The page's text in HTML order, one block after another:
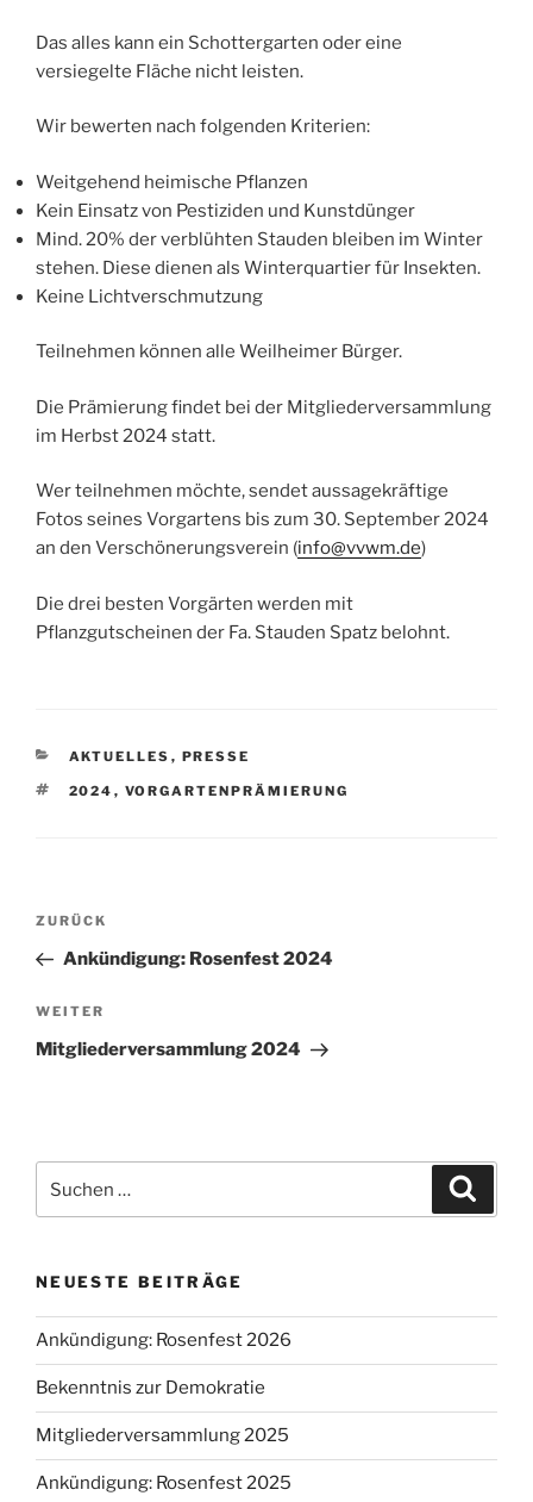
Das alles kann ein Schottergarten oder eine
versiegelte Fläche nicht leisten.
Wir bewerten nach folgenden Kriterien:
Weitgehend heimische Pflanzen
Kein Einsatz von Pestiziden und Kunstdünger
Mind. 20% der verblühten Stauden bleiben im Winter
stehen. Diese dienen als Winterquartier für Insekten.
Keine Lichtverschmutzung
Teilnehmen können alle Weilheimer Bürger.
Die Prämierung findet bei der Mitgliederversammlung
im Herbst 2024 statt.
Wer teilnehmen möchte, sendet aussagekräftige
Fotos seines Vorgartens bis zum 30. September 2024
an den Verschönerungsverein (info@vvwm.de)
Die drei besten Vorgärten werden mit
Pflanzgutscheinen der Fa. Stauden Spatz belohnt.
KATEGORIEN
AKTUELLES , PRESSE
SCHLAGWÖRTER
2024 , VORGARTENPRÄMIERUNG
Beitragsnavigation
Vorheriger
Beitrag
ZURÜCK
Ankündigung: Rosenfest 2024
Nächster
Beitrag
WEITER
Mitgliederversammlung 2024
nach:
NEUESTE BEITRÄGE
Ankündigung: Rosenfest 2026
Bekenntnis zur Demokratie
Mitgliederversammlung 2025
Ankündigung: Rosenfest 2025